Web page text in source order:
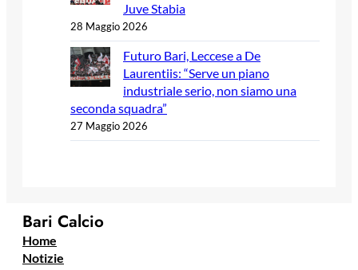
Juve Stabia
28 Maggio 2026
Futuro Bari, Leccese a De
Laurentiis: “Serve un piano
industriale serio, non siamo una
seconda squadra”
27 Maggio 2026
Bari Calcio
Home
Notizie